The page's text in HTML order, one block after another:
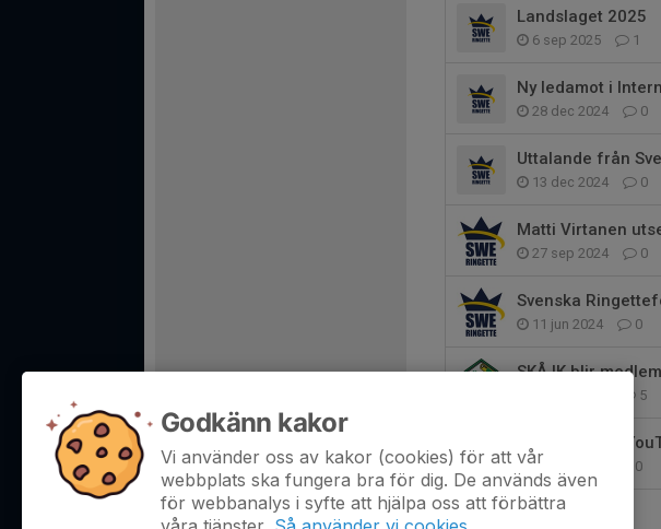
Landslaget 2025
6 sep 2025 1
Ny ledamot i
28 dec 2024 0
Uttalande från
13 dec 2024 0
Matti Virtanen
27 sep 2024 0
Svenska
11 jun 2024 0
SKÅ IK blir
5
WRC 2023 på
17 jan 2024 0
Godkänn kakor
Vi använder oss av kakor (cookies) för att vår
webbplats ska fungera bra för dig. De används även
för webbanalys i syfte att hjälpa oss att förbättra